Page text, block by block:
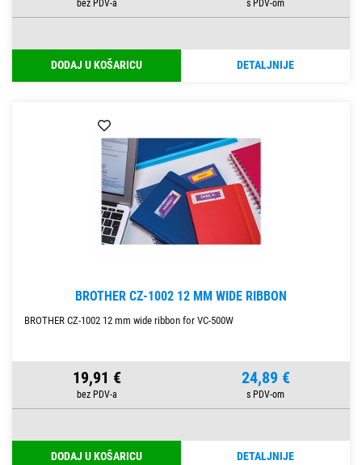
DODAJ U KOŠARICU DETALJNIJE
BROTHER CZ-1002 12 MM WIDE RIBBON
BROTHER CZ-1002 12 mm wide ribbon for VC-500W
19,91 € 24,89 €
DODAJ U KOŠARICU DETALJNIJE